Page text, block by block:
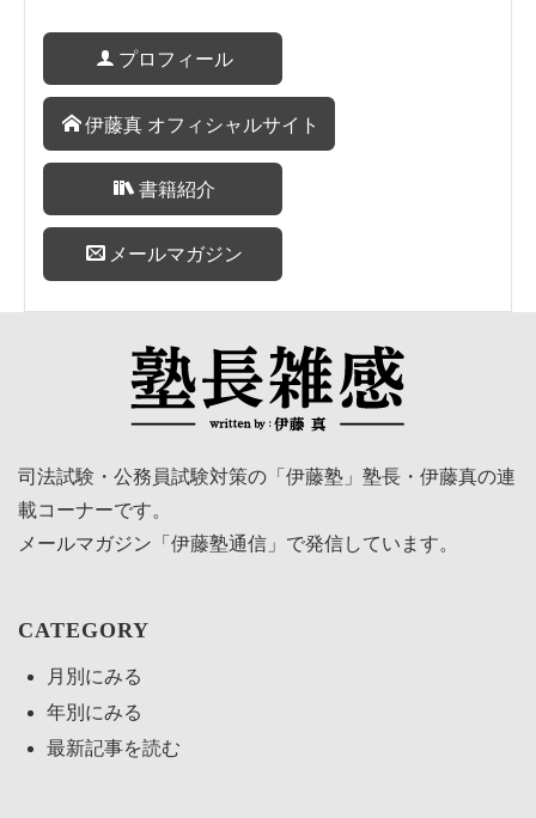
プロフィール
伊藤真 オフィシャルサイト
書籍紹介
メールマガジン
司法試験・公務員試験対策の「伊藤塾」塾長・伊藤真の連
載コーナーです。
メールマガジン「伊藤塾通信」で発信しています。
CATEGORY
月別にみる
年別にみる
最新記事を読む